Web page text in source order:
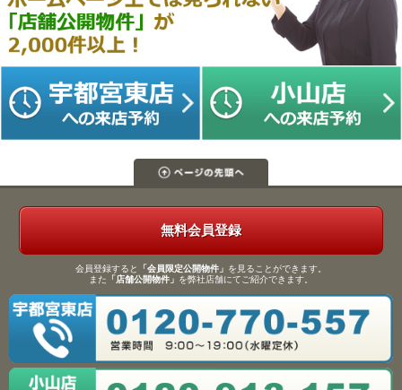
無料会員登録
会員登録すると 「会員限定公開物件」 を見ることができます。
また 「店舗公開物件」 を弊社店舗にてご紹介できます。